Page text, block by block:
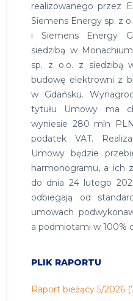
realizowanego przez
Siemens Energy sp. z
i Siemens Energy
siedzibą w
sp. z o.o. z siedzibą
budowę elektrowni z
w Gdańsku.
tytułu Umowy ma
wyniesie 280 mln
podatek VAT.
Umowy będzie
harmonogramu, a ich
do dnia 24 lutego
odbiegają od
umowach
a podmiotami w 100%
PLIK RAPORTU
Pobierz
Raport bieżący 5/2026